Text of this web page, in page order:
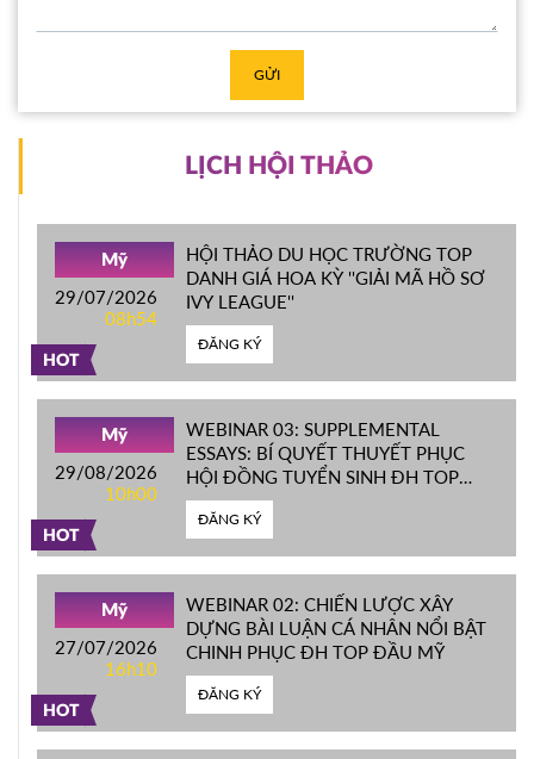
GỬI
LỊCH HỘI THẢO
HOT
Mỹ
29/07/2026
08h54
HỘI THẢO DU HỌC TRƯỜNG TOP
DANH GIÁ HOA KỲ ''GIẢI MÃ HỒ SƠ
IVY LEAGUE''
ĐĂNG KÝ
HOT
Mỹ
29/08/2026
10h00
WEBINAR 03: SUPPLEMENTAL
ESSAYS: BÍ QUYẾT THUYẾT PHỤC
HỘI ĐỒNG TUYỂN SINH ĐH TOP
ĐẦU MỸ
ĐĂNG KÝ
HOT
Mỹ
27/07/2026
16h10
WEBINAR 02: CHIẾN LƯỢC XÂY
DỰNG BÀI LUẬN CÁ NHÂN NỔI BẬT
CHINH PHỤC ĐH TOP ĐẦU MỸ
ĐĂNG KÝ